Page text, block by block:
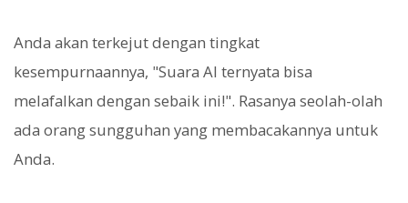
Anda akan terkejut dengan tingkat
kesempurnaannya, "Suara AI ternyata bisa
melafalkan dengan sebaik ini!". Rasanya seolah-olah
ada orang sungguhan yang membacakannya untuk
Anda.